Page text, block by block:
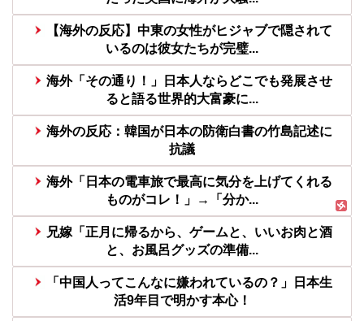
【海外の反応】中東の女性がヒジャブで隠されて
いるのは彼女たちが完璧...
海外「その通り！」日本人ならどこでも発展させ
ると語る世界的大富豪に...
海外の反応：韓国が日本の防衛白書の竹島記述に
抗議
海外「日本の電車旅で最高に気分を上げてくれる
ものがコレ！」→「分か...
兄嫁「正月に帰るから、ゲームと、いいお肉と酒
と、お風呂グッズの準備...
「中国人ってこんなに嫌われているの？」日本生
活9年目で明かす本心！